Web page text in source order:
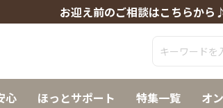
お迎え前のご相談はこちらから♪
心 ほっとサポート 特集一覧 オ